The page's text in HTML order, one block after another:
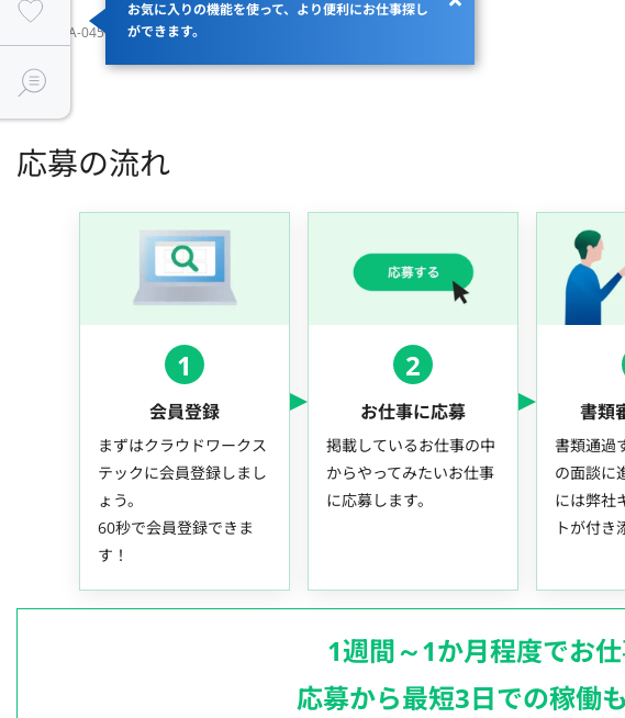
お気に入りの機能を使って、より便利にお仕事探し
ができます。
JOBID：JA-045664
応募の流れ
1
会員登録
まずはクラウドワークス
テックに会員登録しまし
ょう。
60秒で会員登録できま
す！
2
お仕事に応募
掲載しているお仕事の中
からやってみたいお仕事
に応募します。
書類
書類通過
の面談に
には弊社
トが付き
1週間～1か月程度でお仕
応募から最短3日での稼働も